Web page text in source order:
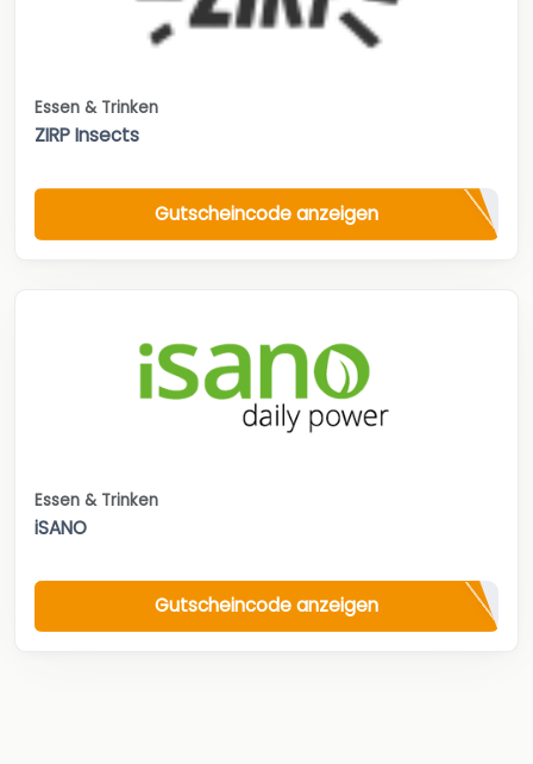
Essen & Trinken
ZIRP Insects
Gutscheincode anzeigen
Essen & Trinken
iSANO
Gutscheincode anzeigen